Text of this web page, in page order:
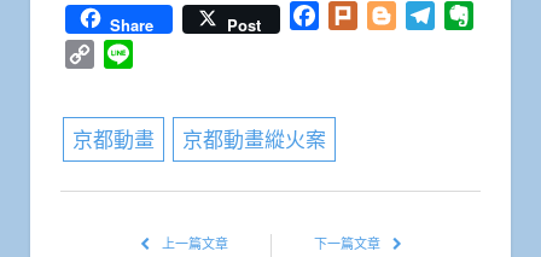
Share Post Facebook
Plurk BloggerTelegram
Copy
京都動畫 京都動畫縱火案
上一篇文章 下一篇文章